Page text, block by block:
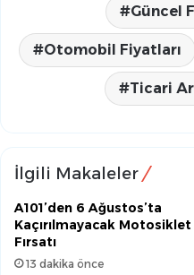
Güncel
Otomobil Fiyatları
Ticari
İlgili Makaleler
A101’den 6 Ağustos’ta
Kaçırılmayacak Motosiklet
Fırsatı
13 dakika önce